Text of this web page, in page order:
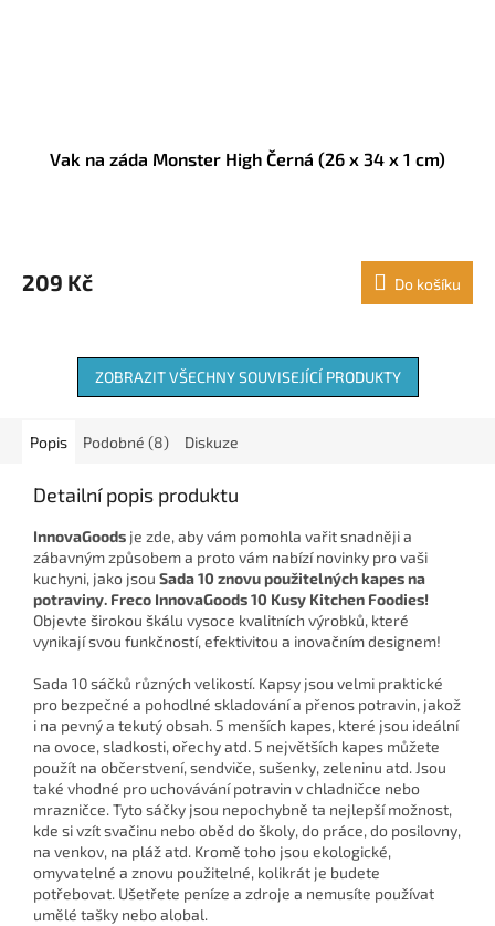
Vak na záda Monster High Černá (26 x 34 x 1 cm)
209 Kč Do košíku
ZOBRAZIT VŠECHNY SOUVISEJÍCÍ PRODUKTY
Popis Podobné (8) Diskuze
Detailní popis produktu
InnovaGoods je zde, aby vám pomohla vařit snadněji a
zábavným způsobem a proto vám nabízí novinky pro vaši
kuchyni, jako jsou Sada 10 znovu použitelných kapes na
potraviny. Freco InnovaGoods 10 Kusy Kitchen Foodies!
Objevte širokou škálu vysoce kvalitních výrobků, které
vynikají svou funkčností, efektivitou a inovačním designem!
Sada 10 sáčků různých velikostí. Kapsy jsou velmi praktické
pro bezpečné a pohodlné skladování a přenos potravin, jakož
i na pevný a tekutý obsah. 5 menších kapes, které jsou ideální
na ovoce, sladkosti, ořechy atd. 5 největších kapes můžete
použít na občerstvení, sendviče, sušenky, zeleninu atd. Jsou
také vhodné pro uchovávání potravin v chladničce nebo
mrazničce. Tyto sáčky jsou nepochybně ta nejlepší možnost,
kde si vzít svačinu nebo oběd do školy, do práce, do posilovny,
na venkov, na pláž atd. Kromě toho jsou ekologické,
omyvatelné a znovu použitelné, kolikrát je budete
potřebovat. Ušetřete peníze a zdroje a nemusíte používat
umělé tašky nebo alobal.